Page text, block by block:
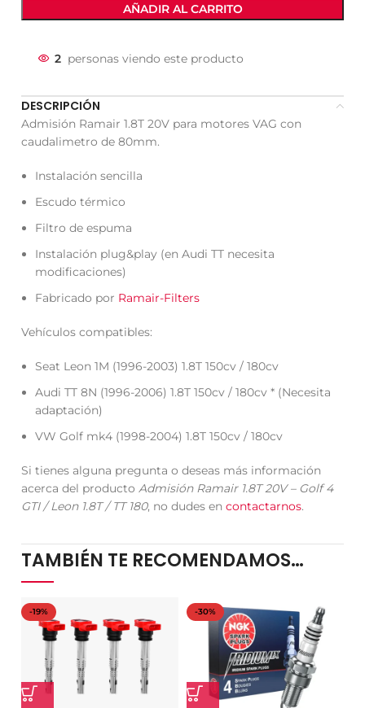
AÑADIR AL CARRITO
2 personas viendo este producto
DESCRIPCIÓN
Admisión Ramair 1.8T 20V para motores VAG con
caudalimetro de 80mm.
Instalación sencilla
Escudo térmico
Filtro de espuma
Instalación plug&play (en Audi TT necesita
modificaciones)
Fabricado por Ramair-Filters
Vehículos compatibles:
Seat Leon 1M (1996-2003) 1.8T 150cv / 180cv
Audi TT 8N (1996-2006) 1.8T 150cv / 180cv * (Necesita
adaptación)
VW Golf mk4 (1998-2004) 1.8T 150cv / 180cv
Si tienes alguna pregunta o deseas más información
acerca del producto Admisión Ramair 1.8T 20V – Golf 4
GTI / Leon 1.8T / TT 180, no dudes encontactarnos.
TAMBIÉN TE RECOMENDAMOS…
-19% -30%